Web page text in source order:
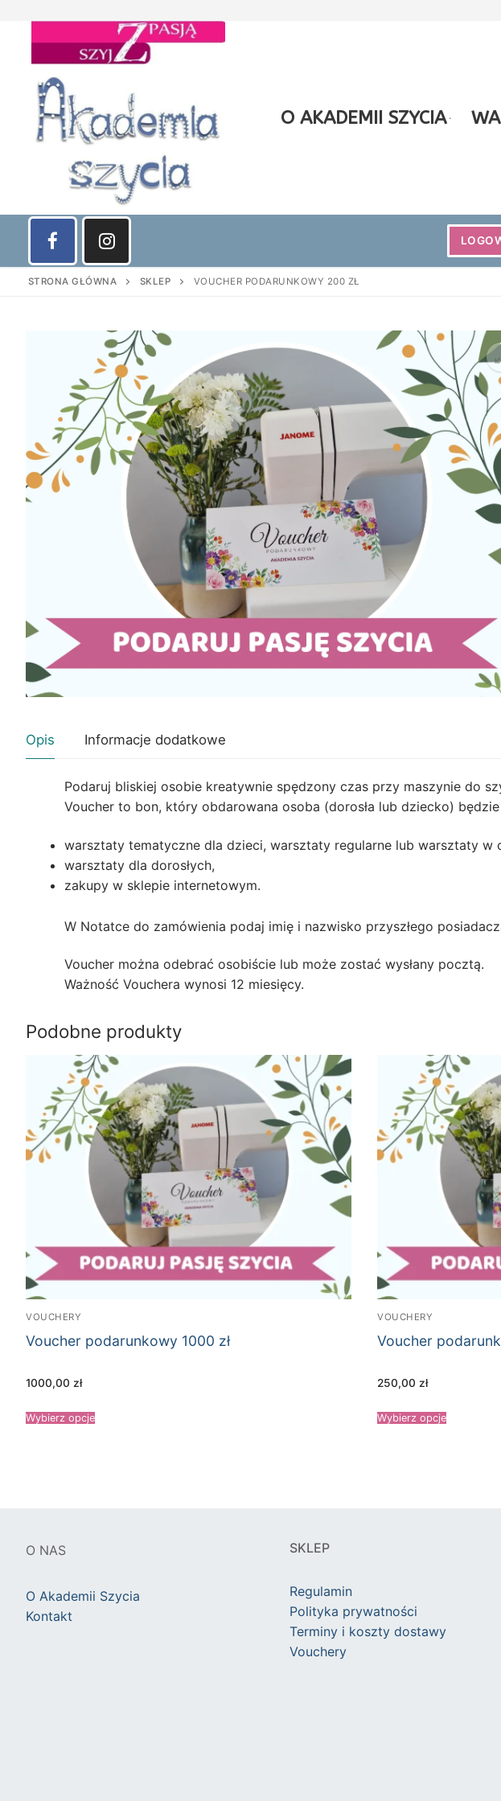
O AKADEMII SZYCIA
STRONA GŁÓWNA SKLEP VOUCHER PODARUNKOWY 200 ZŁ
Opis Informacje dodatkowe
Podaruj bliskiej osobie kreatywnie spędzony czas przy maszynie do
Voucher to bon, który obdarowana osoba (dorosła lub dziecko)
warsztaty tematyczne dla dzieci, warsztaty regularne lub warsztaty w
warsztaty dla dorosłych,
zakupy w sklepie internetowym.
W Notatce do zamówienia podaj imię i nazwisko przyszłego
Voucher można odebrać osobiście lub może zostać wysłany pocztą.
Ważność Vouchera wynosi 12 miesięcy.
Podobne produkty
VOUCHERY
Voucher podarunkowy 1000 zł
1000,00 zł
Wybierz opcje
VOUCHERY
Voucher
250,00 zł
Wybierz opcje
O NAS
O Akademii Szycia
Kontakt
SKLEP
Regulamin
Polityka prywatności
Terminy i koszty dostawy
Vouchery